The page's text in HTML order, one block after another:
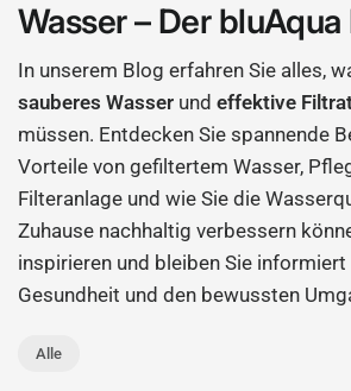
Wasser – Der bluAqua
In unserem Blog erfahren Sie alles,
sauberes Wasser undeffektive
müssen. Entdecken Sie spannende
Vorteile von gefiltertem Wasser,
Filteranlage und wie Sie die
Zuhause nachhaltig verbessern
inspirieren und bleiben Sie
Gesundheit und den bewussten
Alle